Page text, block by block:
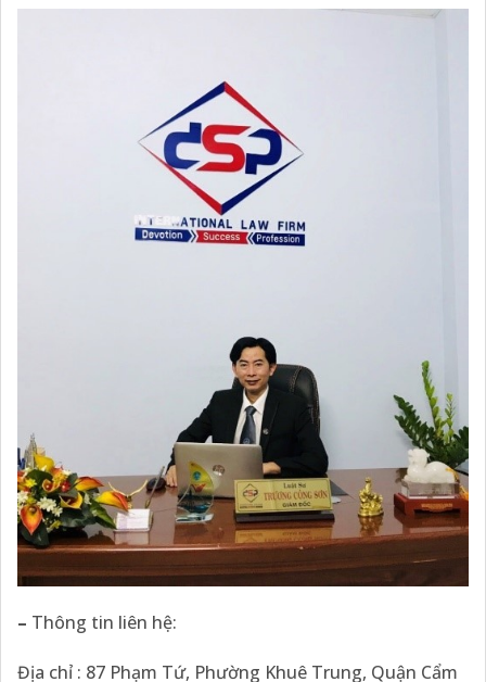
– Thông tin liên hệ:
Địa chỉ : 87 Phạm Tứ, Phường Khuê Trung, Quận Cẩm